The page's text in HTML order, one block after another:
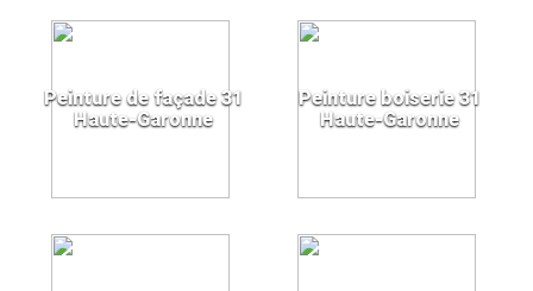
Peinture de façade 31
Haute-Garonne
Peinture boiserie 31
Haute-Garonne